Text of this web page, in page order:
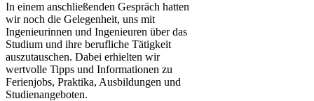
In einem anschließenden Gespräch hatten
wir noch die Gelegenheit, uns mit
Ingenieurinnen und Ingenieuren über das
Studium und ihre berufliche Tätigkeit
auszutauschen. Dabei erhielten wir
wertvolle Tipps und Informationen zu
Ferienjobs, Praktika, Ausbildungen und
Studienangeboten.